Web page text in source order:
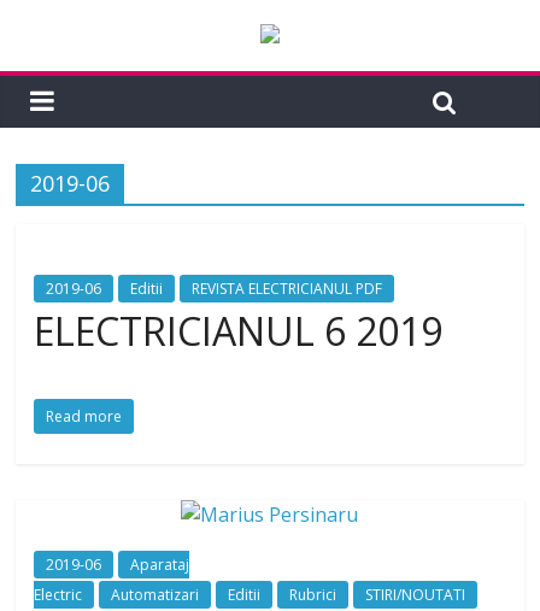
2019-06
2019-06 Editii REVISTA ELECTRICIANUL PDF
ELECTRICIANUL 6 2019
Read more
2019-06
Aparataj
Electric
Automatizari Editii Rubrici STIRI/NOUTATI